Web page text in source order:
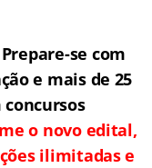
se com
e mais de 25
o novo edital,
ilimitadas e